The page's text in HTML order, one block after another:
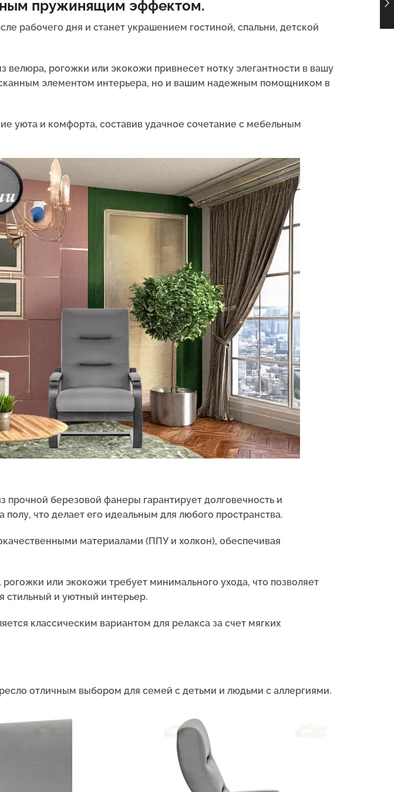
пружинящим эффектом.
рабочего дня и станет украшением гостиной, спальни, детской
рогожки или экокожи привнесет нотку элегантности в вашу
элементом интерьера, но и вашим надежным помощником в
уюта и комфорта, составив удачное сочетание с мебельным
прочной березовой фанеры гарантирует долговечность и
что делает его идеальным для любого пространства.
материалами (ППУ и холкон), обеспечивая
или экокожи требует минимального ухода, что позволяет
стильный и уютный интерьер.
классическим вариантом для релакса за счет мягких
отличным выбором для семей с детьми и людьми с аллергиями.